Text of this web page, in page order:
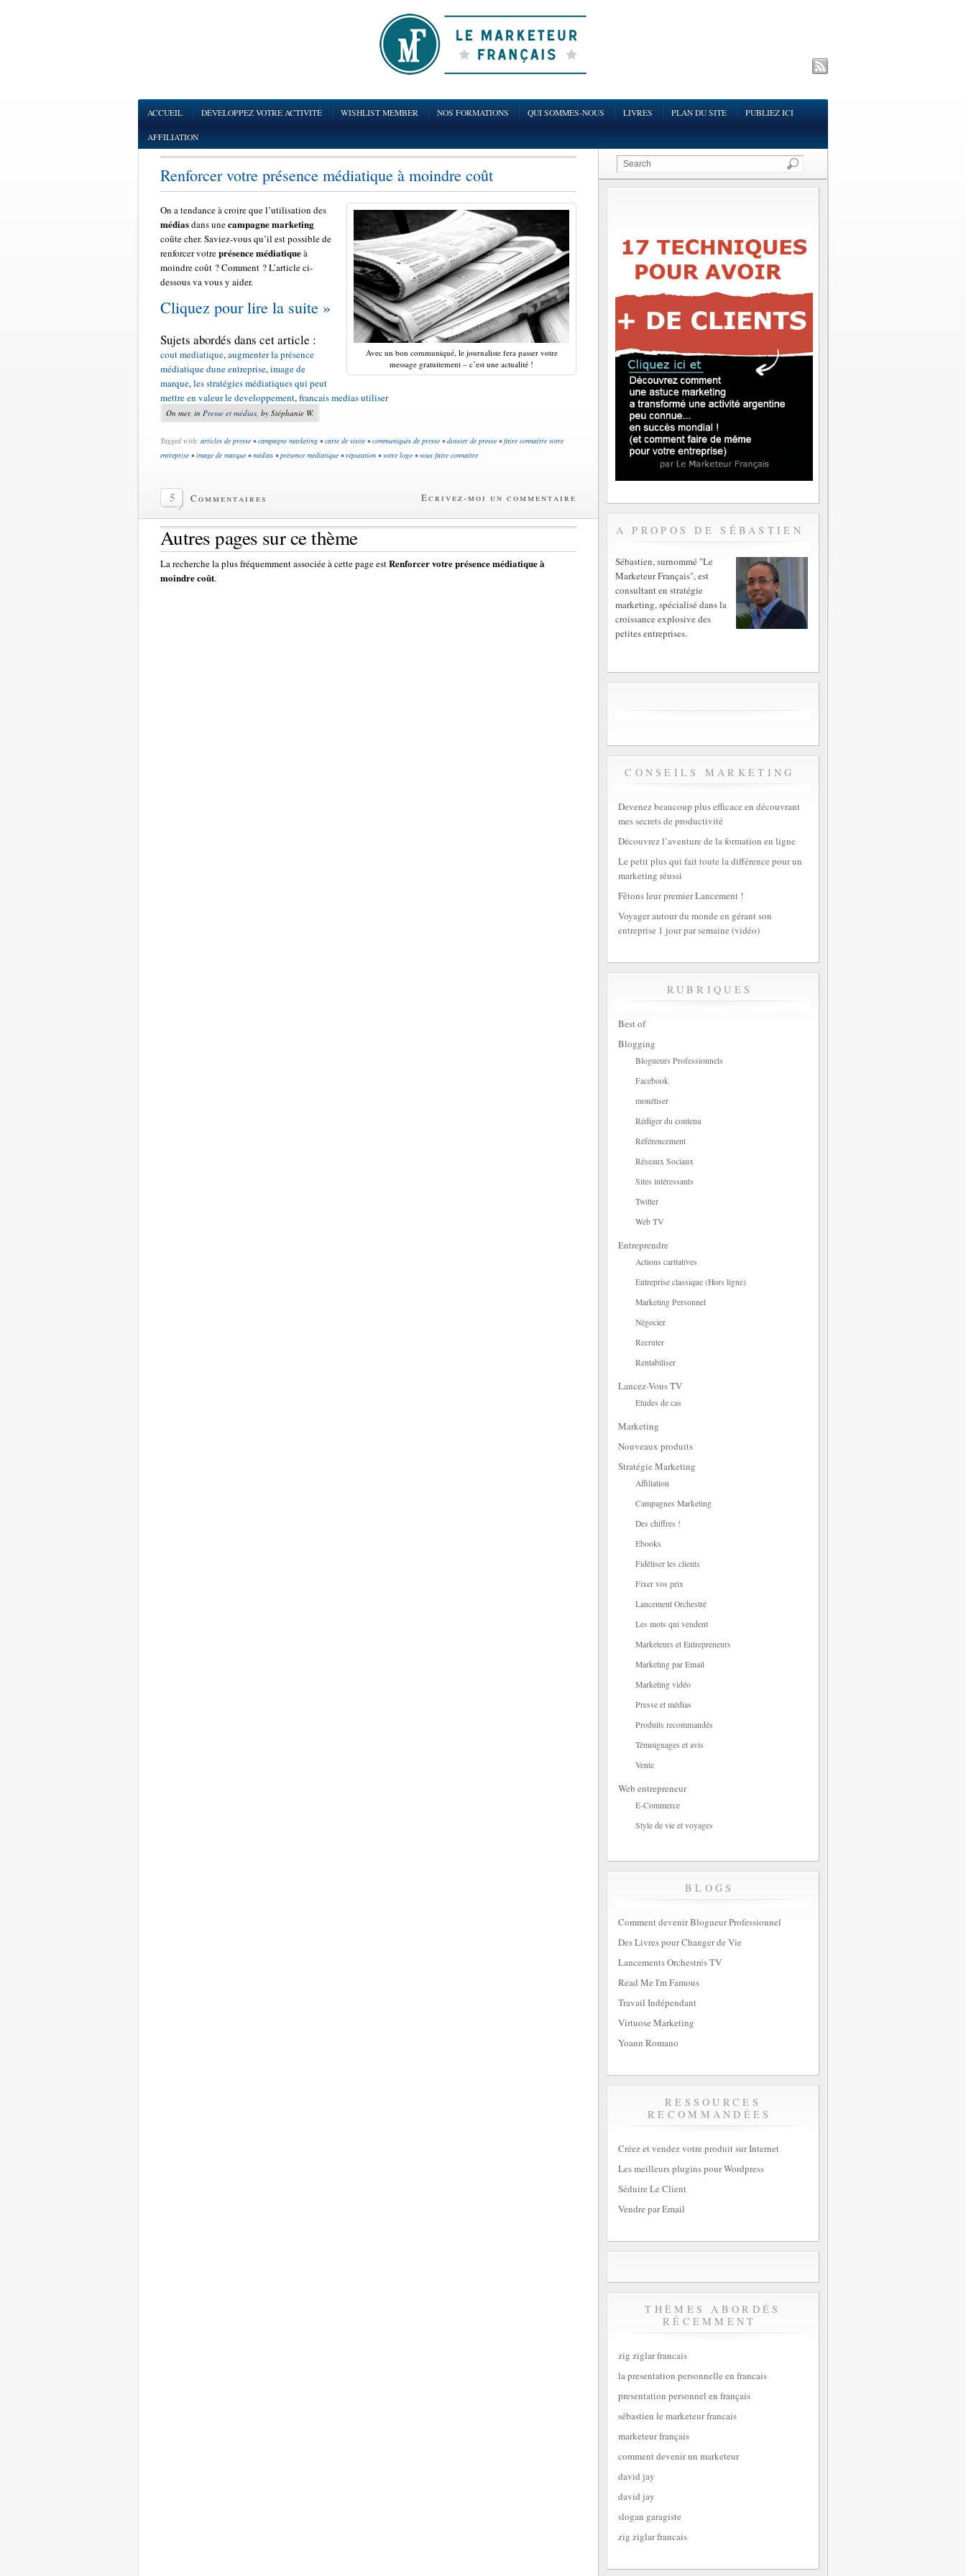
ACCUEIL DÉVELOPPEZ VOTRE ACTIVITÉ WISHLIST MEMBER NOS FORMATIONS QUI SOMMES-NOUS LIVRES PLAN DU SITE PUBLIEZ ICI
AFFILIATION
Renforcer votre présence médiatique à moindre coût
Avec un bon communiqué, le journaliste fera passer votre
message gratuitement – c’est une actualité !
On a tendance à croire que l’utilisation des
médiasdans unecampagne marketing
coûte cher. Saviez-vous qu’il est possible de
renforcer votreprésence médiatiqueà
moindre coût ? Comment ? L’article ci-
dessous va vous y aider.
Cliquez pour lire la suite »
Sujets abordés dans cet article :
cout mediatique,augmenter la présence
médiatique dune entreprise,image de
marque,les stratégies médiatiques qui peut
mettre en valeur le developpement,francais medias utiliser
On mer, in Presse et médias, by Stéphanie W.
Tagged with: articles de presse •campagne marketing •carte de visite •communiqués de presse •dossier de presse •faire connaître votre
entreprise •image de marque •médias •présence médiatique •réputation •votre logo •vous faire connaître
5 Commentaires Ecrivez-moi un commentaire
Autres pages sur ce thème
La recherche la plus fréquemment associée à cette page estRenforcer votre présence médiatique à
moindre coût.
A PROPOS DE SÉBASTIEN
Sébastien, surnommé "Le
Marketeur Français", est
consultant en stratégie
marketing, spécialisé dans la
croissance explosive des
petites entreprises.
CONSEILS MARKETING
Devenez beaucoup plus efficace en découvrant
mes secrets de productivité
Découvrez l’aventure de la formation en ligne
Le petit plus qui fait toute la différence pour un
marketing réussi
Fêtons leur premier Lancement !
Voyager autour du monde en gérant son
entreprise 1 jour par semaine (vidéo)
RUBRIQUES
Best of
Blogging
Blogueurs Professionnels
Facebook
monétiser
Rédiger du contenu
Référencement
Réseaux Sociaux
Sites intéressants
Twitter
Web TV
Entreprendre
Actions caritatives
Entreprise classique (Hors ligne)
Marketing Personnel
Négocier
Recruter
Rentabiliser
Lancez-Vous TV
Etudes de cas
Marketing
Nouveaux produits
Stratégie Marketing
Affiliation
Campagnes Marketing
Des chiffres !
Ebooks
Fidéliser les clients
Fixer vos prix
Lancement Orchestré
Les mots qui vendent
Marketeurs et Entrepreneurs
Marketing par Email
Marketing vidéo
Presse et médias
Produits recommandés
Témoignages et avis
Vente
Web entrepreneur
E-Commerce
Style de vie et voyages
BLOGS
Comment devenir Blogueur Professionnel
Des Livres pour Changer de Vie
Lancements Orchestrés TV
Read Me I'm Famous
Travail Indépendant
Virtuose Marketing
Yoann Romano
RESSOURCES
RECOMMANDÉES
Créez et vendez votre produit sur Internet
Les meilleurs plugins pour Wordpress
Séduire Le Client
Vendre par Email
THÈMES ABORDÉS
RÉCEMMENT
zig ziglar francais
la presentation personnelle en francais
presentation personnel en français
sébastien le marketeur francais
marketeur français
comment devenir un marketeur
david jay
david jay
slogan garagiste
zig ziglar francais